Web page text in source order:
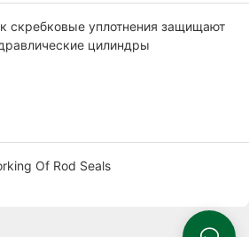
скребковые уплотнения защищают
цилиндры
Of Rod Seals